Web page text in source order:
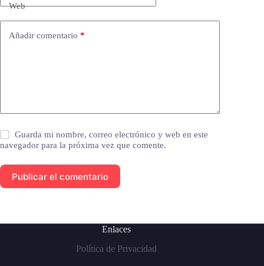
Web
Añadir comentario *
Guarda mi nombre, correo electrónico y web en este
navegador para la próxima vez que comente.
Publicar el comentario
Enlaces
Política de Privacidad